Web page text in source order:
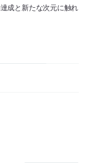
成と新たな次元に触れ